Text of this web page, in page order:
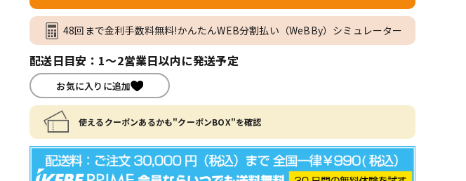
48回まで金利手数料無料!かんたんWEB分割払い（WeBBy）シミュレーター
配送日目安：1～2営業日以内に発送予定
お気に入りに追加
使えるクーポンあるかも"クーポンBOX"を確認